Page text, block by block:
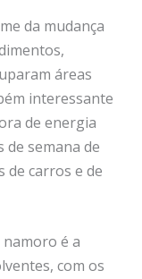
da mudança
áreas
interessante
de energia
de semana de
de carros e de
é a
com os